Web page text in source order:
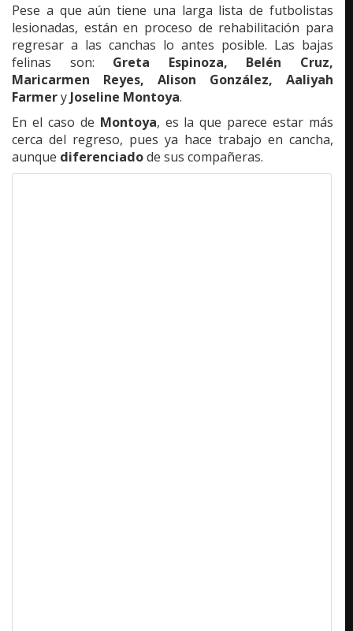
Pese a que aún tiene una larga lista de futbolistas
lesionadas, están en proceso de rehabilitación para
regresar a las canchas lo antes posible. Las bajas
felinas son: Greta Espinoza, Belén Cruz,
Maricarmen Reyes, Alison González, Aaliyah
Farmery Joseline Montoya.
En el caso de Montoya, es la que parece estar más
cerca del regreso, pues ya hace trabajo en cancha,
aunque diferenciadode sus compañeras.